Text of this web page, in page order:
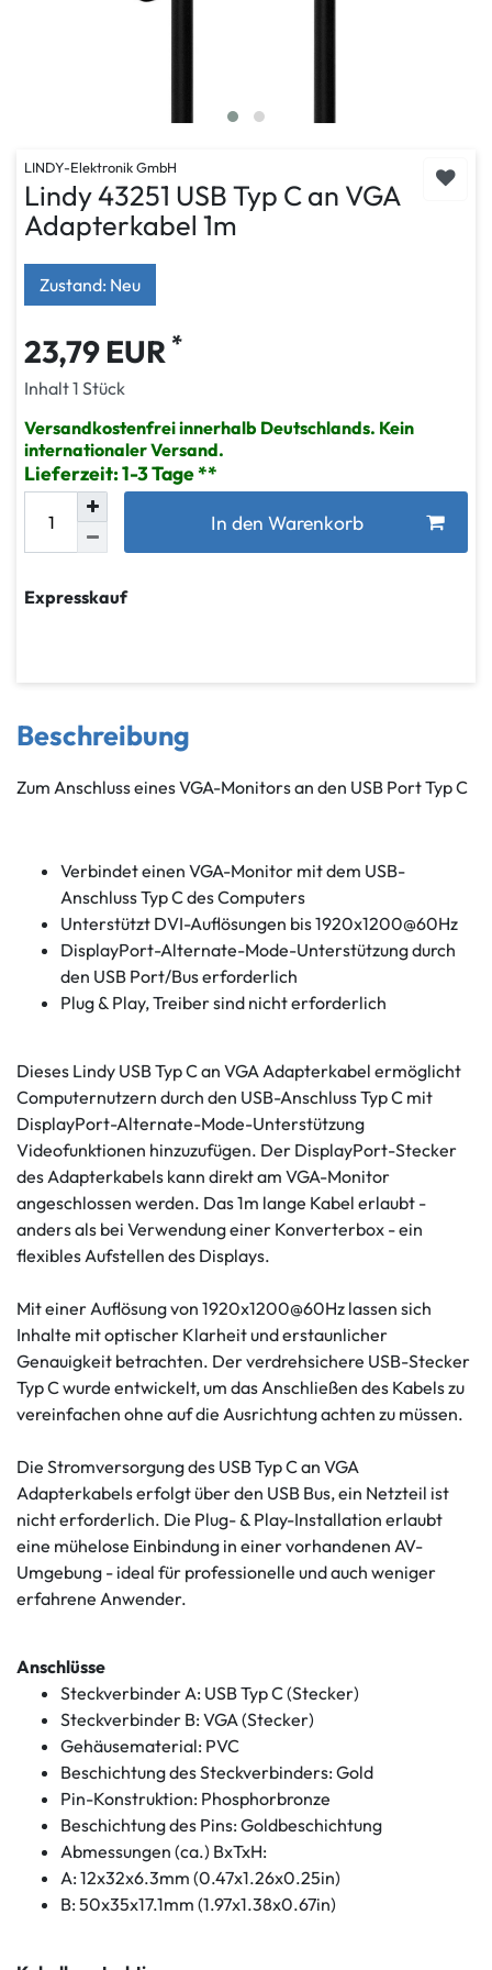
LINDY-Elektronik GmbH
Lindy 43251 USB Typ C an VGA
Adapterkabel 1m
Zustand: Neu
23,79 EUR *
Inhalt1 Stück
Versandkostenfrei innerhalb Deutschlands. Kein
internationaler Versand.
Lieferzeit: 1-3 Tage
In den Warenkorb
Expresskauf
Beschreibung
Zum Anschluss eines VGA-Monitors an den USB Port Typ C
Verbindet einen VGA-Monitor mit dem USB-
Anschluss Typ C des Computers
Unterstützt DVI-Auflösungen bis 1920x1200@60Hz
DisplayPort-Alternate-Mode-Unterstützung durch
den USB Port/Bus erforderlich
Plug & Play, Treiber sind nicht erforderlich
Dieses Lindy USB Typ C an VGA Adapterkabel ermöglicht
Computernutzern durch den USB-Anschluss Typ C mit
DisplayPort-Alternate-Mode-Unterstützung
Videofunktionen hinzuzufügen. Der DisplayPort-Stecker
des Adapterkabels kann direkt am VGA-Monitor
angeschlossen werden. Das 1m lange Kabel erlaubt -
anders als bei Verwendung einer Konverterbox - ein
flexibles Aufstellen des Displays.
Mit einer Auflösung von 1920x1200@60Hz lassen sich
Inhalte mit optischer Klarheit und erstaunlicher
Genauigkeit betrachten. Der verdrehsichere USB-Stecker
Typ C wurde entwickelt, um das Anschließen des Kabels zu
vereinfachen ohne auf die Ausrichtung achten zu müssen.
Die Stromversorgung des USB Typ C an VGA
Adapterkabels erfolgt über den USB Bus, ein Netzteil ist
nicht erforderlich. Die Plug- & Play-Installation erlaubt
eine mühelose Einbindung in einer vorhandenen AV-
Umgebung - ideal für professionelle und auch weniger
erfahrene Anwender.
Anschlüsse
Steckverbinder A: USB Typ C (Stecker)
Steckverbinder B: VGA (Stecker)
Gehäusematerial: PVC
Beschichtung des Steckverbinders: Gold
Pin-Konstruktion: Phosphorbronze
Beschichtung des Pins: Goldbeschichtung
Abmessungen (ca.) BxTxH:
A: 12x32x6.3mm (0.47x1.26x0.25in)
B: 50x35x17.1mm (1.97x1.38x0.67in)